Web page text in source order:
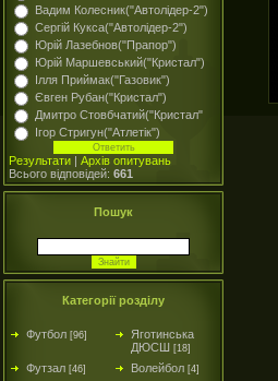
Вадим Колесник("Автолідер-2")
Сергій Кукса("Автолідер-2")
Юрій Лазебнов("Прапор")
Юрій Маршевський("Кристал")
Ілля Приймак("Газовик")
Євген Рубан("Кристал")
Дмитро Стовбчатий("Кристал"
Ігор Стригун("Атлетік")
Результати | Архів опитувань
Всього відповідей: 661
Пошук
Категорії розділу
Футбол [96]
Яготинська
ДЮСШ [18]
Футзал [46] Волейбол [4]